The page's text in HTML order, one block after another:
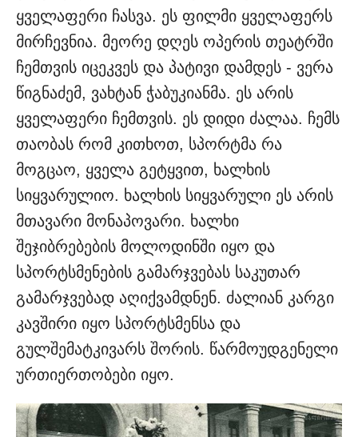
ყველაფერი ჩასვა. ეს ფილმი ყველაფერს
მირჩევნია. მეორე დღეს ოპერის თეატრში
ჩემთვის იცეკვეს და პატივი დამდეს - ვერა
წიგნაძემ, ვახტან ჭაბუკიანმა. ეს არის
ყველაფერი ჩემთვის. ეს დიდი ძალაა. ჩემს
თაობას რომ კითხოთ, სპორტმა რა
მოგცაო, ყველა გეტყვით, ხალხის
სიყვარულიო. ხალხის სიყვარული ეს არის
მთავარი მონაპოვარი. ხალხი
შეჯიბრებების მოლოდინში იყო და
სპორტსმენების გამარჯვებას საკუთარ
გამარჯვებად აღიქვამდნენ. ძალიან კარგი
კავშირი იყო სპორტსმენსა და
გულშემატკივარს შორის. წარმოუდგენელი
ურთიერთობები იყო.